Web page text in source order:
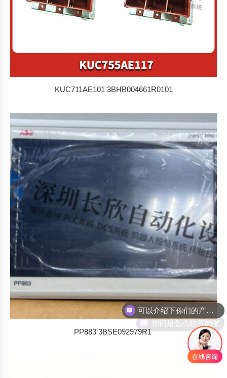
KUC711AE101 3BHB004661R0101
PP883 3BSE092979R1
你们是怎么收费的呢